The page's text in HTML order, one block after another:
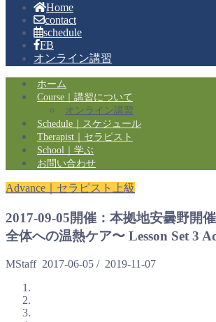
Home
contact
schedule
FB
オンライン講習
ホーム
Course｜講習について
オンライン講習
Schedule｜スケジュール
Therapist｜セラピスト
School｜学ぶ
お問い合わせ
Advance｜セラピスト上級
2017-09-05開催：本拠地安曇野開
全体への温熱ケア〜 Lesson Set 3
MStaff 2017-06-05 / 2019-11-07